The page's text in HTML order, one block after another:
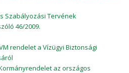
Szabályozási Tervének
46/2009.
rendelet a Vízügyi Biztonsági
Kormányrendelet az országos